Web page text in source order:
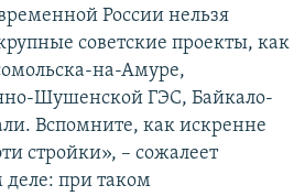
России нельзя
советские проекты, как
на-Амуре,
Шушенской ГЭС, Байкало-
Вспомните, как искренне
стройки», – сожалеет
при таком